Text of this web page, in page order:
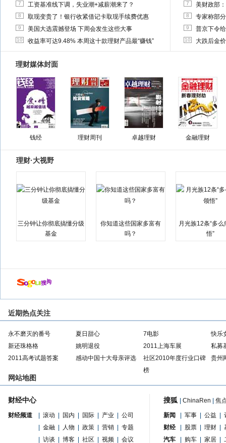
7 工资基准线下调，失业潮+减薪潮来了？
8 取现变贵了！银行收紧借记卡取现手续费优惠
9 美国大选震撼登场 下周会发生这些大事
10 收益率可达9.48% 本周这十款理财产品最“赚钱”
7 美财政部
8 专家称部
9 普京下令
10 大跌后金
理财媒体封面
钱经 理财周刊 卓越理财 金融理财
理财·大视野
三分钟让你彻底搞懂分级
基金
你知道这些国家多富有
吗？
月光族12条“多么
悟”
近期热点关注
永不磨灭的番号 夏日甜心 7电影
快乐
新还珠格格
姚明退役 2011上海车展
私募
2011高考试题答案
感动中国十大母亲评选
社区2010年度行业口碑
榜
贵州
网站地图
财经中心
财经频道 滚动 国内 国际 产业
公司
金融 人物 政策 营销
专题
访谈 博客 社区 视频 会议
搜狐 ChinaRen 焦
新闻 军事 公益
财经
股票 理财
汽车
购车 家居